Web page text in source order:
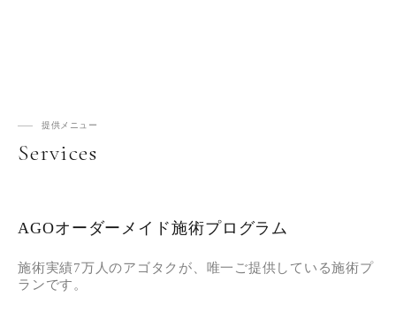
提供メニュー
Services
AGOオーダーメイド施術プログラム
施術実績7万人のアゴタクが、唯一ご提供している施術プ
ランです。